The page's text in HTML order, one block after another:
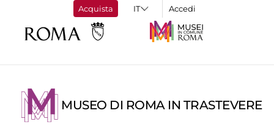
Acquista Accedi
MUSEO DI ROMA IN TRASTEVERE